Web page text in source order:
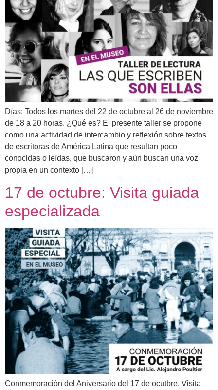
Días: Todos los martes del 22 de octubre al 26 de noviembre
de 18 a 20 horas. ¿Qué es? El presente taller se propone
como una actividad de intercambio y reflexión sobre textos
de escritoras de América Latina que resultan poco
conocidas o leídas, que buscaron y aún buscan una voz
propia en un contexto […]
17 de octubre: Visita guiada
especializada
Conmemoración del Aniversario del 17 de ocutbre. Visita